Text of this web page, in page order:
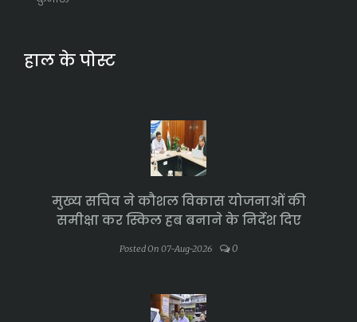
हाल के पोस्ट
मुख्य सचिव ने कौशल विकास योजनाओं की
समीक्षा कर स्किल हब बनाने के निर्देश दिए
Posted On 07-Aug-2026 0